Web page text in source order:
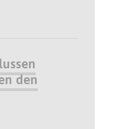
den